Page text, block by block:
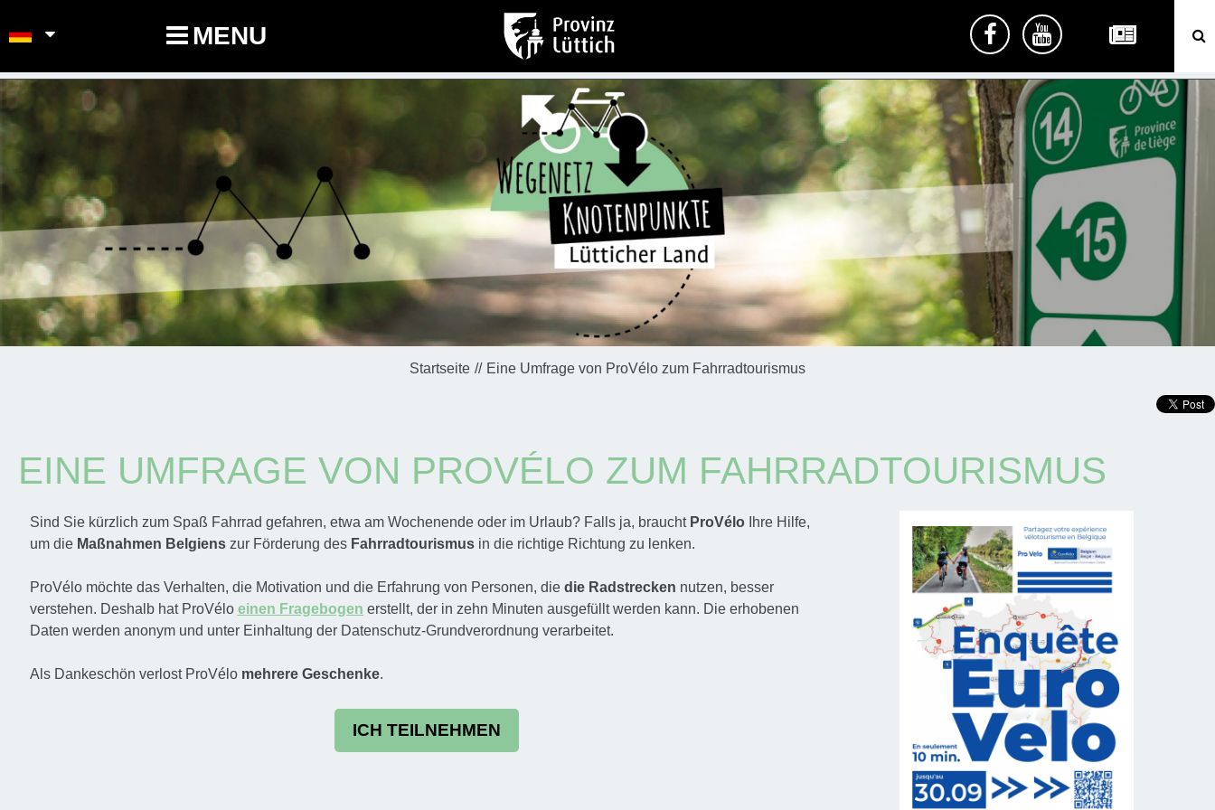
MENU
Startseite Eine Umfrage von ProVélo zum Fahrradtourismus
EINE UMFRAGE VON PROVÉLO ZUM FAHRRADTOURISMUS
Sind Sie kürzlich zum Spaß Fahrrad gefahren, etwa am Wochenende oder im Urlaub? Falls ja, braucht ProVéloIhre Hilfe,
um die Maßnahmen Belgienszur Förderung des Fahrradtourismusin die richtige Richtung zu lenken.
ProVélo möchte das Verhalten, die Motivation und die Erfahrung von Personen, die die Radstrecken nutzen, besser
verstehen. Deshalb hat ProVélo einen Fragebogen erstellt, der in zehn Minuten ausgefüllt werden kann. Die erhobenen
Daten werden anonym und unter Einhaltung der Datenschutz-Grundverordnung verarbeitet.
Als Dankeschön verlost ProVélo mehrere Geschenke.
ICH TEILNEHMEN